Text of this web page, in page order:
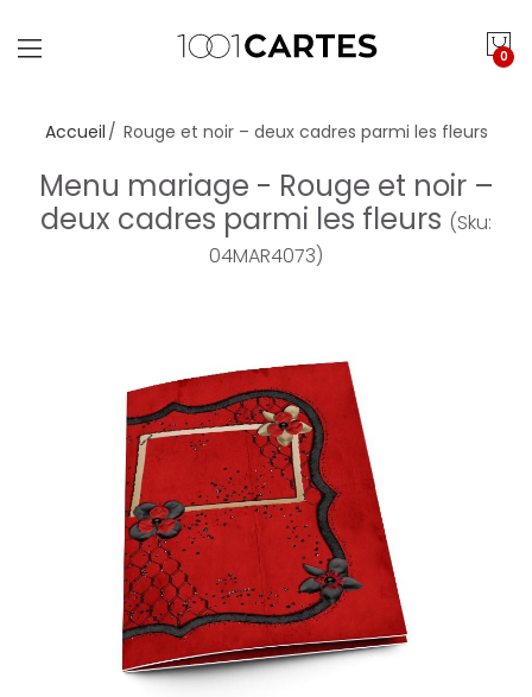
0
Accueil Rouge et noir – deux cadres parmi les fleurs
Menu mariage - Rouge et noir –
deux cadres parmi les fleurs (Sku:
04MAR4073)